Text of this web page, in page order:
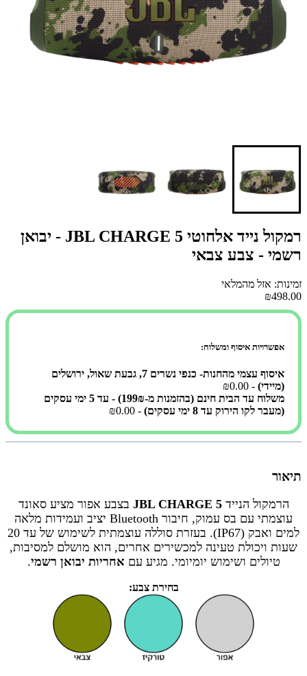
רמקול נייד אלחוטי JBL CHARGE 5 - יבואן
רשמי - צבע צבאי
זמינות: אזל מהמלאי
₪498.00
אפשרויות איסוף ומשלוח:
איסוף עצמי מהחנות- כנפי נשרים 7, גבעת שאול, ירושלים
(מיידי) - ₪0.00
משלוח עד הבית חינם (בהזמנות מ-199₪) - עד 5 ימי עסקים
(מעבר לקו הירוק עד 8 ימי עסקים)
- ₪0.00
תיאור
הרמקול הניידJBL CHARGE 5 בצבע אפור מציע סאונד
עוצמתי עם בס עמוק, חיבור Bluetooth יציב ועמידות מלאה
למים ואבק (IP67). בעזרת סוללה עוצמתית לשימוש של עד 20
שעות ויכולת טעינה למכשירים אחרים, הוא מושלם למסיבות,
טיולים ושימוש יומיומי. מגיע עם אחריות יבואן רשמי.
בחירת צבע: